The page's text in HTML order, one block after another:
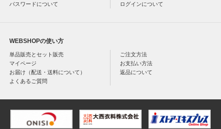
パスワードについて
ログインについて
WEBSHOPの使い方
単品販売とセット販売
ご注文方法
マイページ
お支払い方法
お届け（配送・送料について）
返品について
よくあるご質問